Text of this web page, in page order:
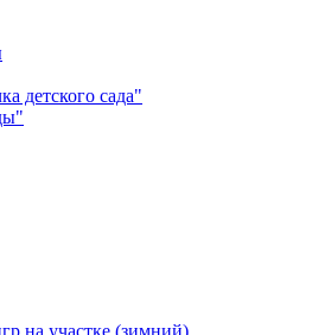
детского сада"
на участке (зимний)